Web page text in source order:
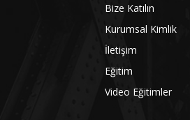
Bize Katılın
Kurumsal Kimlik
İletişim
Eğitim
Video Eğitimler